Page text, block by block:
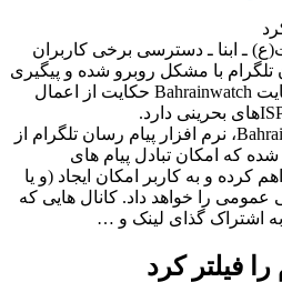
ـ ابنا ـ دسترسی برخی کاربران
با مشکل روبرو شده و پیگیری
های انجام شده توسط وب سایت Bahrainwatch حکایت از اعمال
به گزارش وب سایت Bahrainwatch، نرم افزار پیام رسان تلگرام از
که امکان تبادل پیام های
کرده و به کاربر امکان ایجاد (و یا
عمومی را خواهد داد. کانال هایی که
اشتراک گذای لینک و …
فیلتر کرد